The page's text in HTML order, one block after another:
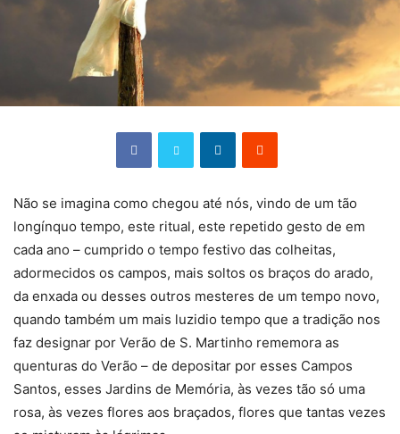
Não se imagina como chegou até nós, vindo de um tão
longínquo tempo, este ritual, este repetido gesto de em
cada ano – cumprido o tempo festivo das colheitas,
adormecidos os campos, mais soltos os braços do arado,
da enxada ou desses outros mesteres de um tempo novo,
quando também um mais luzidio tempo que a tradição nos
faz designar por Verão de S. Martinho rememora as
quenturas do Verão – de depositar por esses Campos
Santos, esses Jardins de Memória, às vezes tão só uma
rosa, às vezes flores aos braçados, flores que tantas vezes